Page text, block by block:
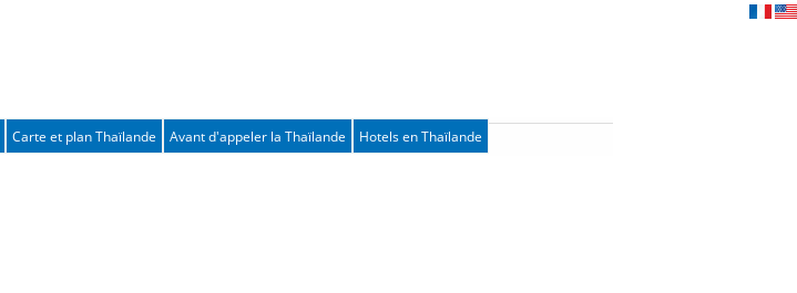
Carte et plan Thaïlande Avant d'appeler la Thaïlande Hotels en Thaïlande